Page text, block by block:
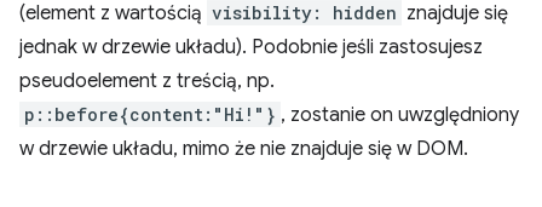
(element z wartością visibility: hidden znajduje się
jednak w drzewie układu). Podobnie jeśli zastosujesz
pseudoelement z treścią, np.
p::before{content:"Hi!"} , zostanie on uwzględniony
w drzewie układu, mimo że nie znajduje się w DOM.